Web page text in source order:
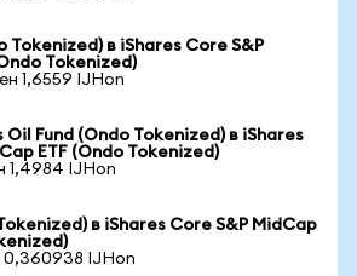
Tokenized) в iShares Core S&P
Tokenized)
1,6559 IJHon
Fund (Ondo Tokenized) в iShares
ETF (Ondo Tokenized)
1,4984 IJHon
в iShares Core S&P MidCap
0,360938 IJHon